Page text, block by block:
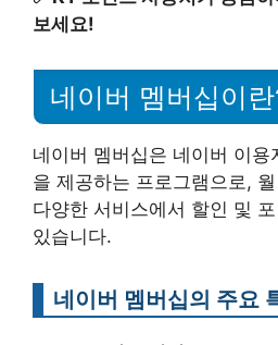
보세요!
네이버 멤버십이
네이버 멤버십은 네이버 이용
을 제공하는 프로그램으로,
다양한 서비스에서 할인 및
있습니다.
네이버 멤버십의 주요